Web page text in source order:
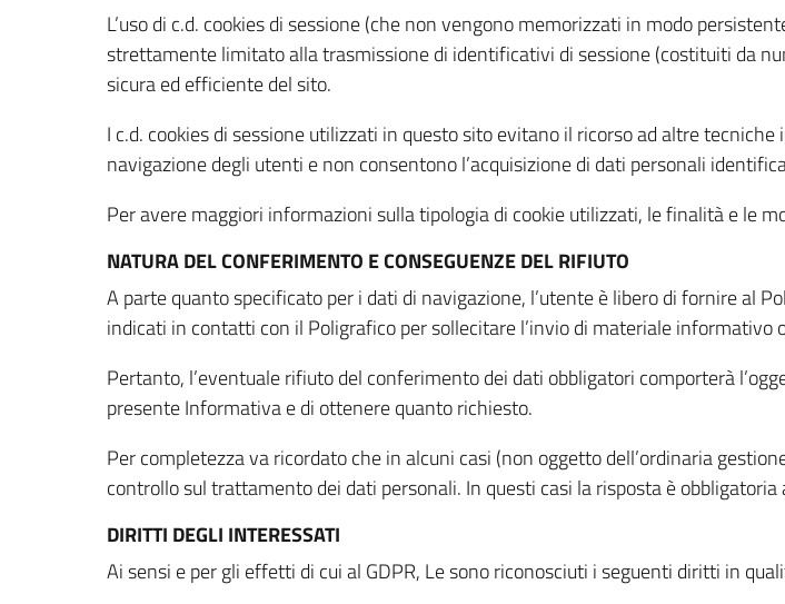
L’uso di c.d. cookies di sessione (che non vengono memorizzati in modo
strettamente limitato alla trasmissione di identificativi di sessione (costituiti da
sicura ed efficiente del sito.
I c.d. cookies di sessione utilizzati in questo sito evitano il ricorso ad altre
navigazione degli utenti e non consentono l’acquisizione di dati personali
Per avere maggiori informazioni sulla tipologia di cookie utilizzati, le finalità e le
NATURA DEL CONFERIMENTO E CONSEGUENZE DEL RIFIUTO
A parte quanto specificato per i dati di navigazione, l’utente è libero di fornire al
indicati in contatti con il Poligrafico per sollecitare l’invio di materiale informativo
Pertanto, l’eventuale rifiuto del conferimento dei dati obbligatori comporterà
presente Informativa e di ottenere quanto richiesto.
Per completezza va ricordato che in alcuni casi (non oggetto dell’ordinaria
controllo sul trattamento dei dati personali. In questi casi la risposta è
DIRITTI DEGLI INTERESSATI
Ai sensi e per gli effetti di cui al GDPR, Le sono riconosciuti i seguenti diritti in